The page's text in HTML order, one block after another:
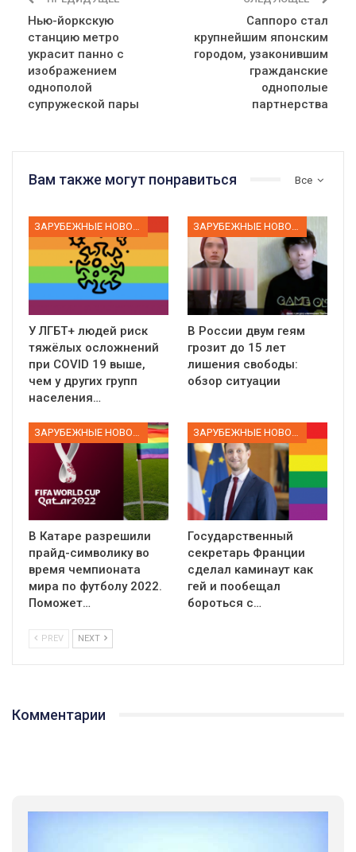
Нью-йоркскую
станцию метро
украсит панно с
изображением
однополой
супружеской пары
Саппоро стал
крупнейшим японским
городом, узаконившим
гражданские
однополые
партнерства
Все
Вам также могут понравиться
ЗАРУБЕЖНЫЕ НОВОСТИ
У ЛГБТ+ людей риск
тяжёлых осложнений
при COVID 19 выше,
чем у других групп
населения…
ЗАРУБЕЖНЫЕ НОВОСТИ
В России двум геям
грозит до 15 лет
лишения свободы:
обзор ситуации
В Катаре разрешили
прайд-символику во
время чемпионата
мира по футболу 2022.
Поможет…
Государственный
секретарь Франции
сделал каминаут как
гей и пообещал
бороться с…
PREV NEXT
Комментарии